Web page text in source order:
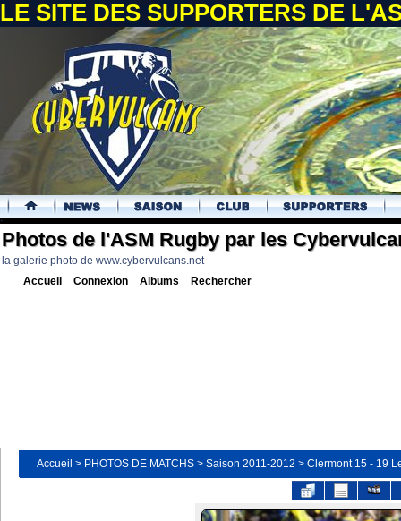
LE SITE DES SUPPORTERS DE
.
Photos de l'ASM Rugby par les
la galerie photo de www.cybervulcans.net
Accueil Connexion Albums Rechercher
Accueil > PHOTOS DE MATCHS > Saison 2011-2012 > Clermont 15 - 19